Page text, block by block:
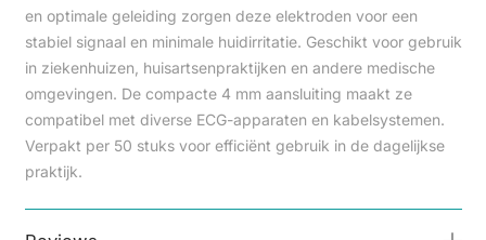
en optimale geleiding zorgen deze elektroden voor een
stabiel signaal en minimale huidirritatie. Geschikt voor gebruik
in ziekenhuizen, huisartsenpraktijken en andere medische
omgevingen. De compacte 4 mm aansluiting maakt ze
compatibel met diverse ECG-apparaten en kabelsystemen.
Verpakt per 50 stuks voor efficiënt gebruik in de dagelijkse
praktijk.